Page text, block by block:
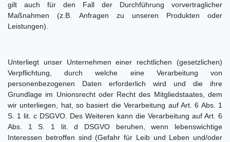
gilt auch für den Fall der Durchführung vorvertraglicher
Maßnahmen (z.B. Anfragen zu unseren Produkten oder
Leistungen).
Unterliegt unser Unternehmen einer rechtlichen (gesetzlichen)
Verpflichtung, durch welche eine Verarbeitung von
personenbezogenen Daten erforderlich wird und die ihre
Grundlage im Unionsrecht oder Recht des Mitgliedstaates, dem
wir unterliegen, hat, so basiert die Verarbeitung auf Art. 6 Abs. 1
S. 1 lit. c DSGVO. Des Weiteren kann die Verarbeitung auf Art. 6
Abs. 1 S. 1 lit. d DSGVO beruhen, wenn lebenswichtige
Interessen betroffen sind (Gefahr für Leib und Leben und/oder